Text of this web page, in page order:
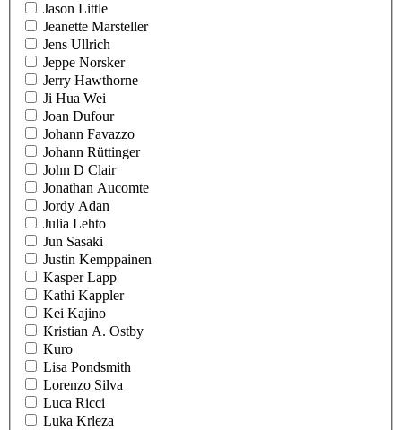
Jason Little
Jeanette Marsteller
Jens Ullrich
Jeppe Norsker
Jerry Hawthorne
Ji Hua Wei
Joan Dufour
Johann Favazzo
Johann Rüttinger
John D Clair
Jonathan Aucomte
Jordy Adan
Julia Lehto
Jun Sasaki
Justin Kemppainen
Kasper Lapp
Kathi Kappler
Kei Kajino
Kristian A. Ostby
Kuro
Lisa Pondsmith
Lorenzo Silva
Luca Ricci
Luka Krleza